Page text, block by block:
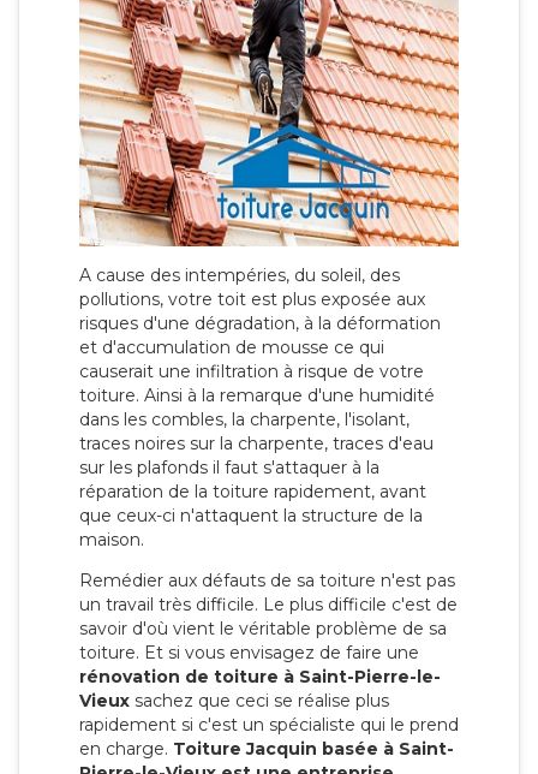
A cause des intempéries, du soleil, des
pollutions, votre toit est plus exposée aux
risques d'une dégradation, à la déformation
et d'accumulation de mousse ce qui
causerait une infiltration à risque de votre
toiture. Ainsi à la remarque d'une humidité
dans les combles, la charpente, l'isolant,
traces noires sur la charpente, traces d'eau
sur les plafonds il faut s'attaquer à la
réparation de la toiture rapidement, avant
que ceux-ci n'attaquent la structure de la
maison.
Remédier aux défauts de sa toiture n'est pas
un travail très difficile. Le plus difficile c'est de
savoir d'où vient le véritable problème de sa
toiture. Et si vous envisagez de faire une
rénovation de toiture à Saint-Pierre-le-
Vieux sachez que ceci se réalise plus
rapidement si c'est un spécialiste qui le prend
en charge. Toiture Jacquin basée à Saint-